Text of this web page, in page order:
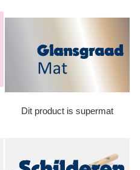
Dit product is supermat